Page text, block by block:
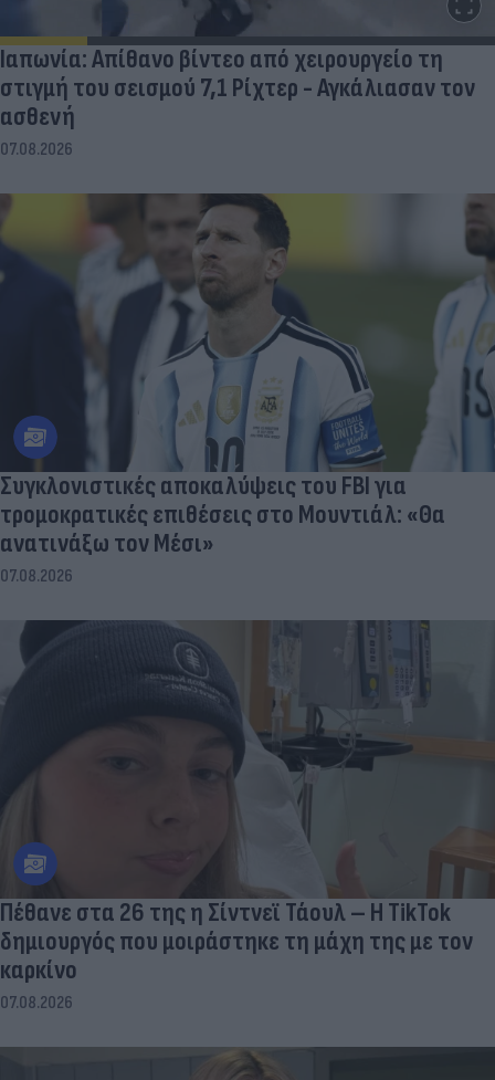
Ιαπωνία: Απίθανο βίντεο από χειρουργείο τη
στιγμή του σεισμού 7,1 Ρίχτερ - Αγκάλιασαν τον
ασθενή
07.08.2026
Συγκλονιστικές αποκαλύψεις του FBI για
τρομοκρατικές επιθέσεις στο Μουντιάλ: «Θα
ανατινάξω τον Μέσι»
07.08.2026
Πέθανε στα 26 της η Σίντνεϊ Τάουλ – Η TikTok
δημιουργός που μοιράστηκε τη μάχη της με τον
καρκίνο
07.08.2026